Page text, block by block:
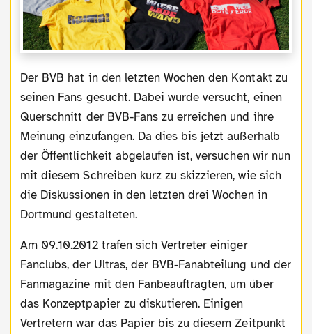
Der BVB hat in den letzten Wochen den Kontakt zu
seinen Fans gesucht. Dabei wurde versucht, einen
Querschnitt der BVB-Fans zu erreichen und ihre
Meinung einzufangen. Da dies bis jetzt außerhalb
der Öffentlichkeit abgelaufen ist, versuchen wir nun
mit diesem Schreiben kurz zu skizzieren, wie sich
die Diskussionen in den letzten drei Wochen in
Dortmund gestalteten.
Am 09.10.2012 trafen sich Vertreter einiger
Fanclubs, der Ultras, der BVB-Fanabteilung und der
Fanmagazine mit den Fanbeauftragten, um über
das Konzeptpapier zu diskutieren. Einigen
Vertretern war das Papier bis zu diesem Zeitpunkt